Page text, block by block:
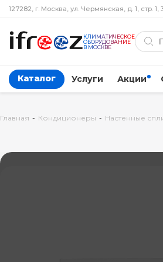
127282, г. Москва, ул. Чермянская, д. 1, стр.
КЛИМАТИЧЕСКОЕ
ОБОРУДОВАНИЕ
В МОСКВЕ
Каталог Услуги Акции
Главная - Кондиционеры - Настенные